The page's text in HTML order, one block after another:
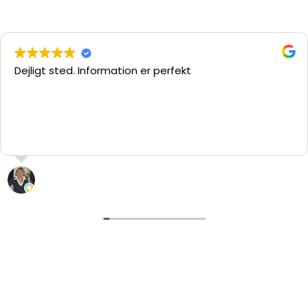
Dejligt sted. Information er perfekt